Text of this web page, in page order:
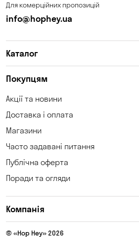
Для комерційних пропозицій
info@hophey.ua
Каталог
Покупцям
Акції та новини
Доставка і оплата
Магазини
Часто задавані питання
Публічна оферта
Поради та огляди
Компанія
© «Hop Hey» 2026